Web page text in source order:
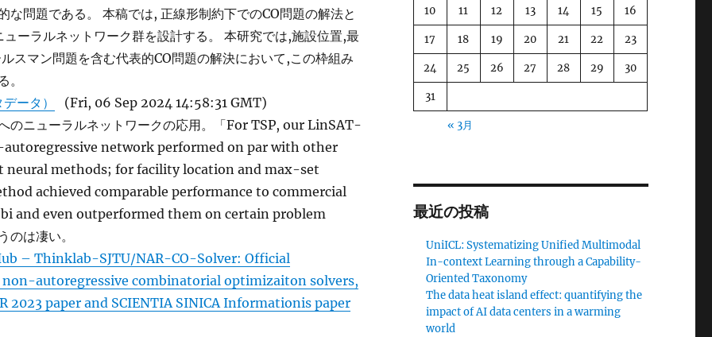
な問題である。 本稿では, 正線形制約下でのCO問題の解法と
ューラルネットワーク群を設計する。 本研究では,施設位置,最
スマン問題を含む代表的CO問題の解決において,この枠組み
。
ータ）
(Fri, 06 Sep 2024 14:58:31 GMT)
のニューラルネットワークの応用。「For TSP, our LinSAT-
network performed on par with other
methods; for facility location and max-set
achieved comparable performance to commercial
and even outperformed them on certain problem
は凄い。
– Thinklab-SJTU/NAR-CO-Solver: Official
autoregressive combinatorial optimizaiton solvers,
2023 paper and SCIENTIA SINICA Informationis paper
10 11 12 13 14 15 16
17 18 19 20 21 22 23
24 25 26 27 28 29 30
31
« 3月
最近の投稿
UniICL: Systematizing Unified Multimodal
In-context Learning through a Capability-
Oriented Taxonomy
The data heat island effect: quantifying the
impact of AI data centers in a warming
world